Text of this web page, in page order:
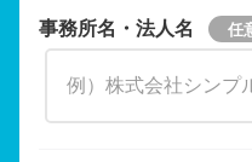
事務所名・法人名